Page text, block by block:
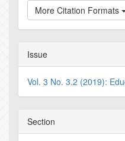
More Citation Formats
Issue
Vol. 3 No. 3.2 (2019):
Section